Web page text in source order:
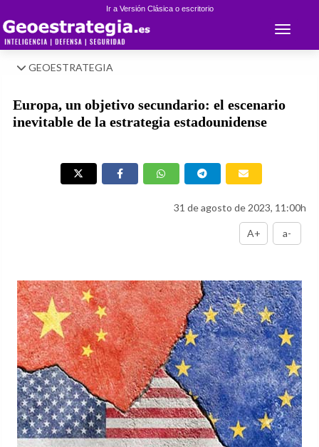
Ir a Versión Clásica o escritorio
Toggle
GEOESTRATEGIA
Europa, un objetivo secundario: el escenario
inevitable de la estrategia estadounidense
31 de agosto de 2023, 11:00h
A+ a-